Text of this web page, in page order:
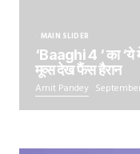
MAIN SLIDER
‘Baaghi 4 ‘ का ‘ये
मूव्स देख फैंस हैरान
Amit Pandey